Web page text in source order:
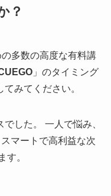
？
多数の高度な有料講
」のタイミング
みてください。
した。 一人で悩み、
マートで高利益な次
す。